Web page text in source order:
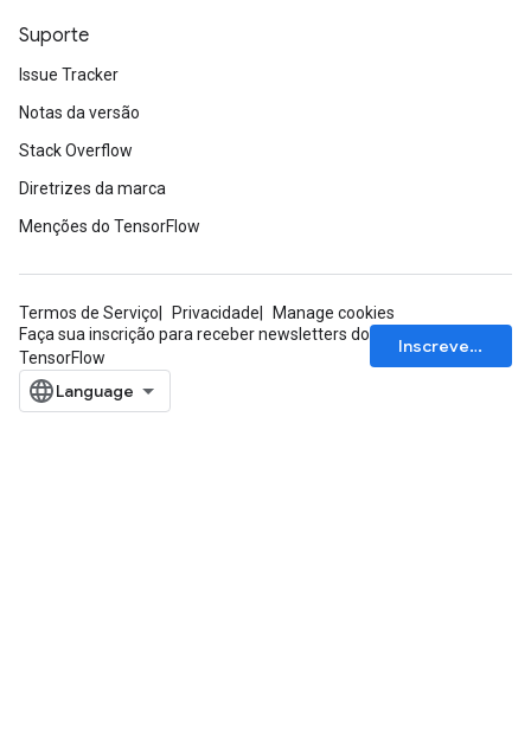
Suporte
Issue Tracker
Notas da versão
Stack Overflow
Diretrizes da marca
Menções do TensorFlow
Termos de Serviço Privacidade
Manage cookies
Faça sua inscrição para receber newsletters do
TensorFlow
Inscrever-se